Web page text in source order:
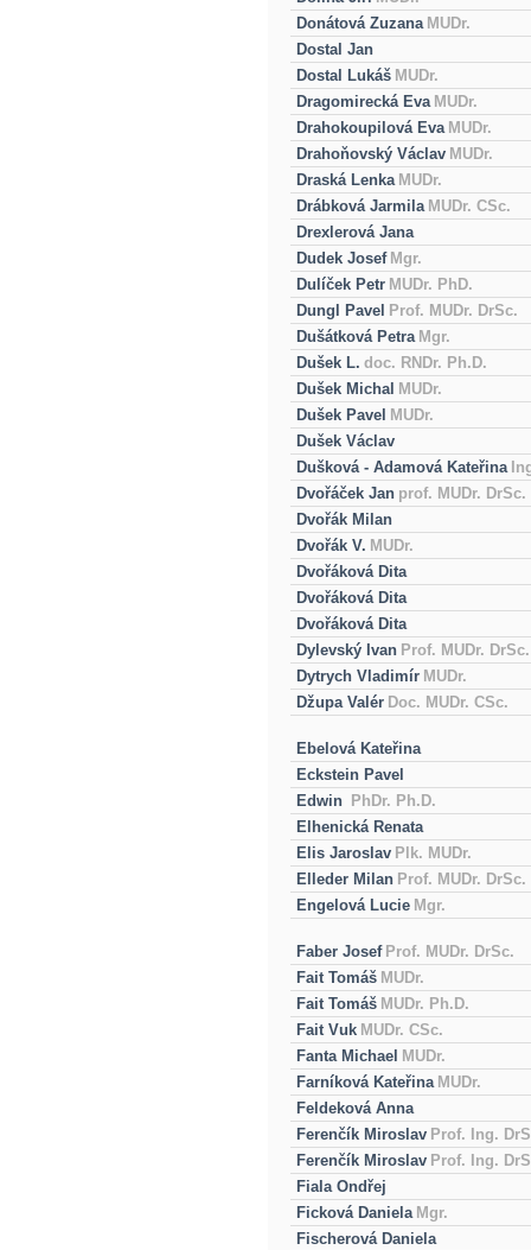
Donátová Zuzana MUDr.
Dostal Jan
Dostal Lukáš MUDr.
Dragomirecká Eva MUDr.
Drahokoupilová Eva MUDr.
Drahoňovský Václav MUDr.
Draská Lenka MUDr.
Drábková Jarmila MUDr. CSc.
Drexlerová Jana
Dudek Josef Mgr.
Dulíček Petr MUDr. PhD.
Dungl Pavel
Prof. MUDr. DrSc.
Dušátková Petra Mgr.
Dušek L. doc. RNDr. Ph.D.
Dušek Michal MUDr.
Dušek Pavel MUDr.
Dušek Václav
Dušková - Adamová Kateřina
Dvořáček Jan prof. MUDr. DrSc.
Dvořák Milan
Dvořák V. MUDr.
Dvořáková Dita
Dvořáková Dita
Dvořáková Dita
Dylevský Ivan Prof. MUDr. DrSc.
Dytrych Vladimír MUDr.
Džupa Valér Doc. MUDr. CSc.
Ebelová Kateřina
Eckstein Pavel
Edwin
PhDr. Ph.D.
Elhenická Renata
Elis Jaroslav Plk. MUDr.
Elleder Milan Prof. MUDr. DrSc.
Engelová Lucie Mgr.
Faber Josef Prof. MUDr. DrSc.
Fait Tomáš MUDr.
Fait Tomáš MUDr. Ph.D.
Fait Vuk MUDr. CSc.
Fanta Michael MUDr.
Farníková Kateřina MUDr.
Feldeková Anna
Ferenčík Miroslav Prof. Ing.
Ferenčík Miroslav Prof. Ing.
Fiala Ondřej
Ficková Daniela Mgr.
Fischerová Daniela